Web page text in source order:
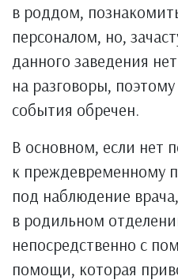
в роддом,
персоналом, но,
данного заведения
на разговоры,
события обречен.
В основном, если нет
к преждевременному
под наблюдение
в родильном
непосредственно с
помощи, которая